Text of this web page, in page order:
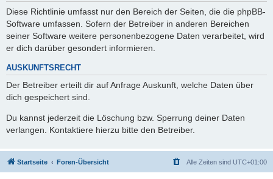
Diese Richtlinie umfasst nur den Bereich der Seiten, die die phpBB-
Software umfassen. Sofern der Betreiber in anderen Bereichen
seiner Software weitere personenbezogene Daten verarbeitet, wird
er dich darüber gesondert informieren.
AUSKUNFTSRECHT
Der Betreiber erteilt dir auf Anfrage Auskunft, welche Daten über
dich gespeichert sind.
Du kannst jederzeit die Löschung bzw. Sperrung deiner Daten
verlangen. Kontaktiere hierzu bitte den Betreiber.
Startseite Foren-Übersicht Alle Zeiten sind UTC+01:00